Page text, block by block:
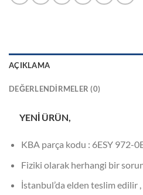
AÇIKLAMA
DEĞERLENDIRMELER (0)
YENİ ÜRÜN,
KBA parça kodu : 6ESY 972-
Fiziki olarak herhangi bir
İstanbul’da elden teslim edilir ,